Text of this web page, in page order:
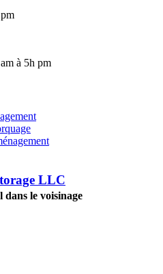
à 5h pm
LLC
dans le voisinage